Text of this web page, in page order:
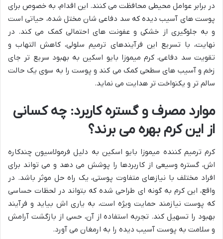
در برابر عوامل محیطی محافظت می کنند. این اقدام، به خصوص برای
پوست های آسیب دیده که سد دفاعی شان مختل شده، حیاتی است
و به جلوگیری از خشکی و عفونت های احتمالی کمک می کند. در
نهایت، با تسریع این فرآیندهای ترمیم سلولی، کاهش التهاب و
تقویت سد دفاعی، کرم میموزا بایو اسکین به بهبود سریع تر جای
زخم و آسیب های سطحی کمک می کند و پوست را به سوی یک حالت
سالم تر و یکنواخت تر هدایت می نماید.
موارد مصرف و گستره کاربرد: چه کسانی
از این کرم بهره می برند؟
کرم ترمیم کننده میموزا بایو اسکین به دلیل فرمولاسیون چندکاره
اش، گستره وسیعی از کاربردها را پوشش می دهد و می تواند برای
افراد مختلف با نیازهای متفاوت پوستی، یک راه حل موثر باشد. در
واقع، این کرم به گونه ای طراحی شده که بتواند در لحظات حساسی
که پوست نیازمند حمایت ویژه است، به یاری اش بیاید و فرآیند
بهبود را تسهیل کند. تجربه استفاده از آن، حسی از بازگشت آرامش
و سلامت به پوست آسیب دیده را به ارمغان می آورد.